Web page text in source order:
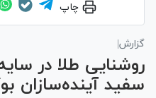
چاپ
گزارش|
روشنایی طلا در
سفید آینده‌سازان